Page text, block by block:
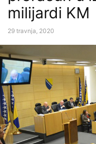
milijardi KM
29 travnja, 2020